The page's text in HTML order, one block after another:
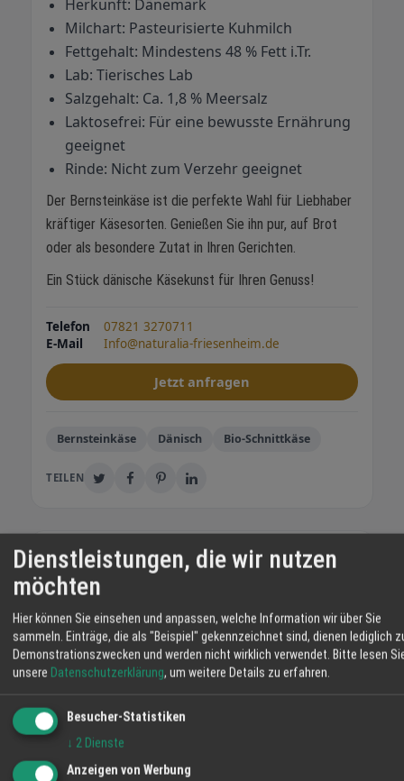
Herkunft: Dänemark
Milchart: Pasteurisierte Kuhmilch
Fettgehalt: Mindestens 48 % Fett i.Tr.
Lab: Tierisches Lab
Salzgehalt: Ca. 1,8 % Meersalz
Laktosefrei: Für eine bewusste Ernährung
geeignet
Rinde: Nicht zum Verzehr geeignet
Der Bernsteinkäse ist die perfekte Wahl für Liebhaber
kräftiger Käsesorten. Genießen Sie ihn pur, auf Brot
oder als besondere Zutat in Ihren Gerichten.
Ein Stück dänische Käsekunst für Ihren Genuss!
Telefon
07821 3270711
E-Mail
Info@naturalia-friesenheim.de
Jetzt anfragen
Bernsteinkäse Dänisch Bio-Schnittkäse
TEILEN
Regionalwert Biomarkt Naturalia
GmbH
Friesenheim zwischen Lahr und Offenburg.
Wir bieten Ihnen eine große Auswahl an
leckeren und gesunden Bio-Lebensmitteln,
vieles davon direkt von
aus der Region. Dazu die wohl größte Bio-
Käsetheke der Ortenau und viele ausgesuchte
Bio-Weine. Und in unserem Bio-Bistro gibt es
22 °C
Klarer Himmel
Dienstleistungen, die wir nutzen
möchten
Hier können Sie einsehen und anpassen, welche Information wir über Sie
sammeln. Einträge, die als "Beispiel" gekennzeichnet sind, dienen lediglich
Demonstrationszwecken und werden nicht wirklich verwendet. Bitte lesen
unsere Datenschutzerklärung, um weitere Details zu erfahren.
Besucher-Statistiken
↓ 2 Dienste
Anzeigen von Werbung